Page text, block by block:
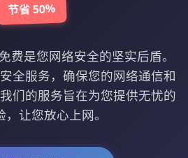
节省 50%
费是您网络安全的坚实后盾。
全服务，确保您的网络通信和
们的服务旨在为您提供无忧的
，让您放心上网。